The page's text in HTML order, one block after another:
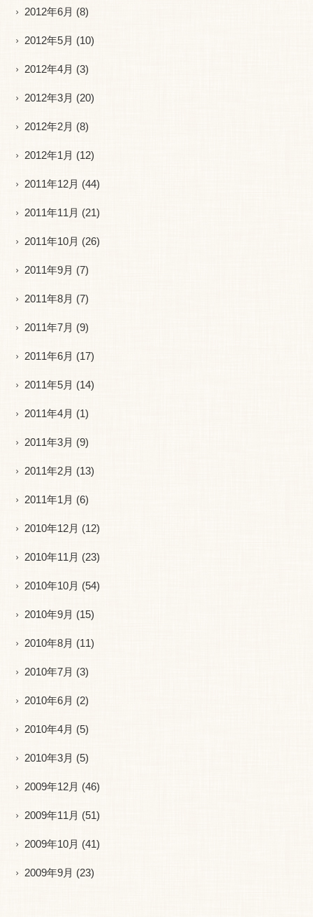
2012年6月 (8)
2012年5月 (10)
2012年4月 (3)
2012年3月 (20)
2012年2月 (8)
2012年1月 (12)
2011年12月 (44)
2011年11月 (21)
2011年10月 (26)
2011年9月 (7)
2011年8月 (7)
2011年7月 (9)
2011年6月 (17)
2011年5月 (14)
2011年4月 (1)
2011年3月 (9)
2011年2月 (13)
2011年1月 (6)
2010年12月 (12)
2010年11月 (23)
2010年10月 (54)
2010年9月 (15)
2010年8月 (11)
2010年7月 (3)
2010年6月 (2)
2010年4月 (5)
2010年3月 (5)
2009年12月 (46)
2009年11月 (51)
2009年10月 (41)
2009年9月 (23)